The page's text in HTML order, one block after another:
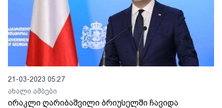
21-03-2023 05:27
ახალი ამბები
ირაკლი ღარიბაშვილი ბრიუსელში ჩავიდა